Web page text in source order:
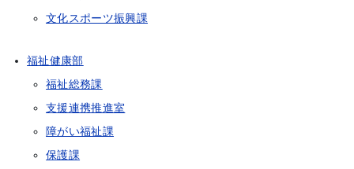
文化スポーツ振興課
福祉健康部
福祉総務課
支援連携推進室
障がい福祉課
保護課